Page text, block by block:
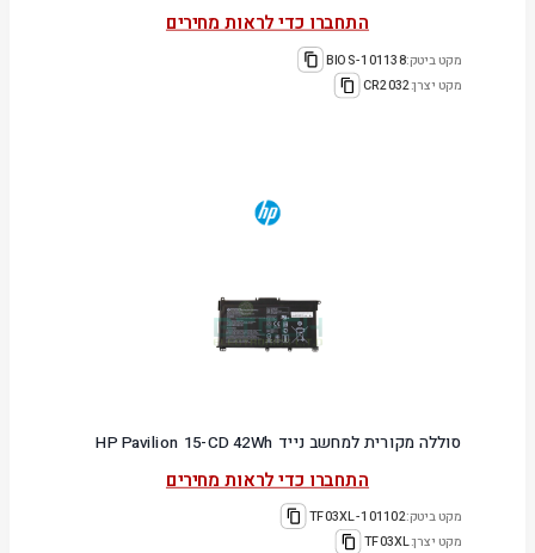
התחברו כדי לראות מחירים
מקט ביטק:101138-BIOS
מקט יצרן:CR2032
סוללה מקורית למחשב נייד HP Pavilion 15-CD 42Wh
התחברו כדי לראות מחירים
מקט ביטק:101102-TF03XL
מקט יצרן:TF03XL